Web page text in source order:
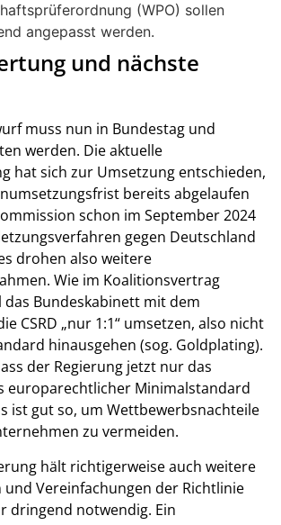
(WPO) sollen
angepasst werden.
und nächste
muss nun in Bundestag und
werden. Die aktuelle
hat sich zur Umsetzung entschieden,
bereits abgelaufen
schon im September 2024
gegen Deutschland
drohen also weitere
Wie im Koalitionsvertrag
das Bundeskabinett mit dem
CSRD „nur 1:1“ umsetzen, also nicht
hinausgehen (sog. Goldplating).
der Regierung jetzt nur das
europarechtlicher Minimalstandard
ist gut so, um Wettbewerbsnachteile
zu vermeiden.
hält richtigerweise auch weitere
Vereinfachungen der Richtlinie
dringend notwendig. Ein